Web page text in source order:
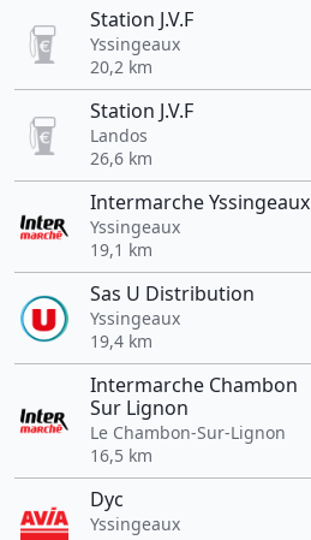
Station J.V.F
Yssingeaux
20,2 km
Station J.V.F
Landos
26,6 km
Intermarche Yssingeaux
Yssingeaux
19,1 km
Sas U Distribution
Yssingeaux
19,4 km
Intermarche Chambon
Sur Lignon
Le Chambon-Sur-Lignon
16,5 km
Dyc
Yssingeaux